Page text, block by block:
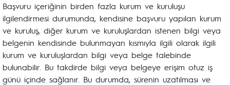
Başvuru içeriğinin birden fazla kurum ve kuruluşu
ilgilendirmesi durumunda, kendisine başvuru yapılan kurum
ve kuruluş, diğer kurum ve kuruluşlardan istenen bilgi veya
belgenin kendisinde bulunmayan kısmıyla ilgili olarak ilgili
kurum ve kuruluşlardan bilgi veya belge talebinde
bulunabilir. Bu takdirde bilgi veya belgeye erişim otuz iş
günü içinde sağlanır. Bu durumda, sürenin uzatılması ve